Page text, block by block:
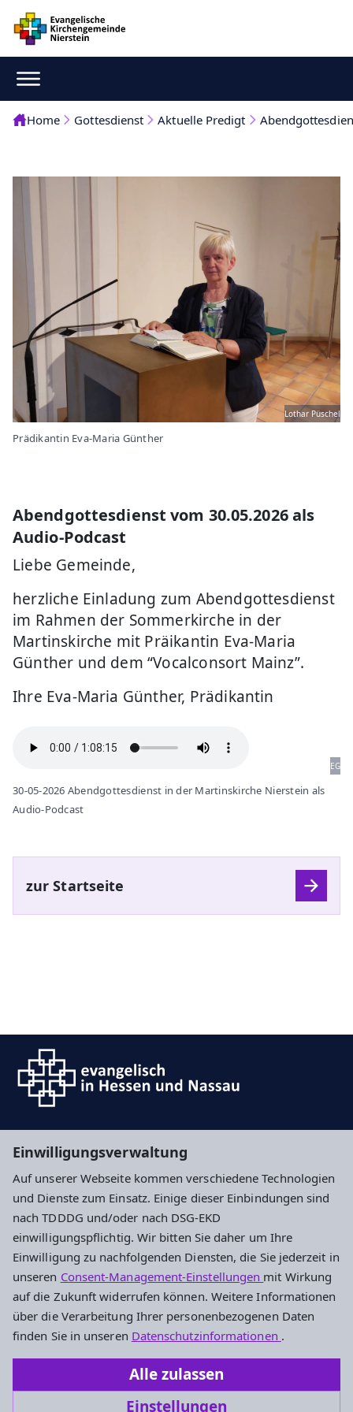
Einwilligungsverwaltung
Auf unserer Webseite kommen verschiedene Technologien
und Dienste zum Einsatz. Einige dieser Einbindungen sind
nach TDDDG und/oder nach DSG-EKD
einwilligungspflichtig. Wir bitten Sie daher um Ihre
Einwilligung zu nachfolgenden Diensten, die Sie jederzeit in
unseren Consent-Management-Einstellungen mit Wirkung
auf die Zukunft widerrufen können. Weitere Informationen
über die Verarbeitung Ihrer personenbezogenen Daten
finden Sie in unseren Datenschutzinformationen .
Alle zulassen
Einstellungen
Home Gottesdienst Aktuelle Predigt
Lothar Püschel
Prädikantin Eva-Maria Günther
Abendgottesdienst vom 30.05.2026 als
Audio-Podcast
Liebe Gemeinde,
herzliche Einladung zum Abendgottesdienst
im Rahmen der Sommerkirche in der
Martinskirche mit Präikantin Eva-Maria
Günther und dem “Vocalconsort Mainz”.
Ihre Eva-Maria Günther, Prädikantin
EG
30-05-2026 Abendgottesdienst in der Martinskirche Nierstein als
Audio-Podcast
zur Startseite
Suche
Ev. Kirchengemeinde Nierstein
Mühlgasse 28
55283 Nierstein
Tel.: +49 6133 5687
kirchengemeinde.nierstein@ekhn.de